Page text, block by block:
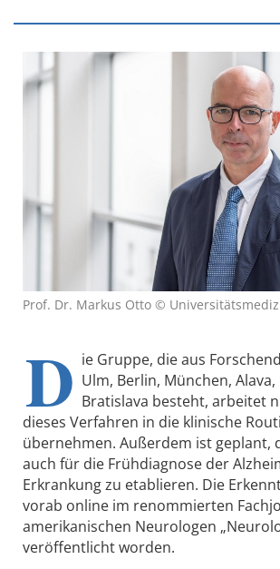
Prof. Dr. Markus Otto ©
D ie Gruppe, die aus
Ulm, Berlin, München,
Bratislava besteht, arbeitet
dieses Verfahren in die klinische
übernehmen. Außerdem ist geplant,
auch für die Frühdiagnose der
Erkrankung zu etablieren. Die
vorab online im renommierten
amerikanischen Neurologen
veröffentlicht worden.